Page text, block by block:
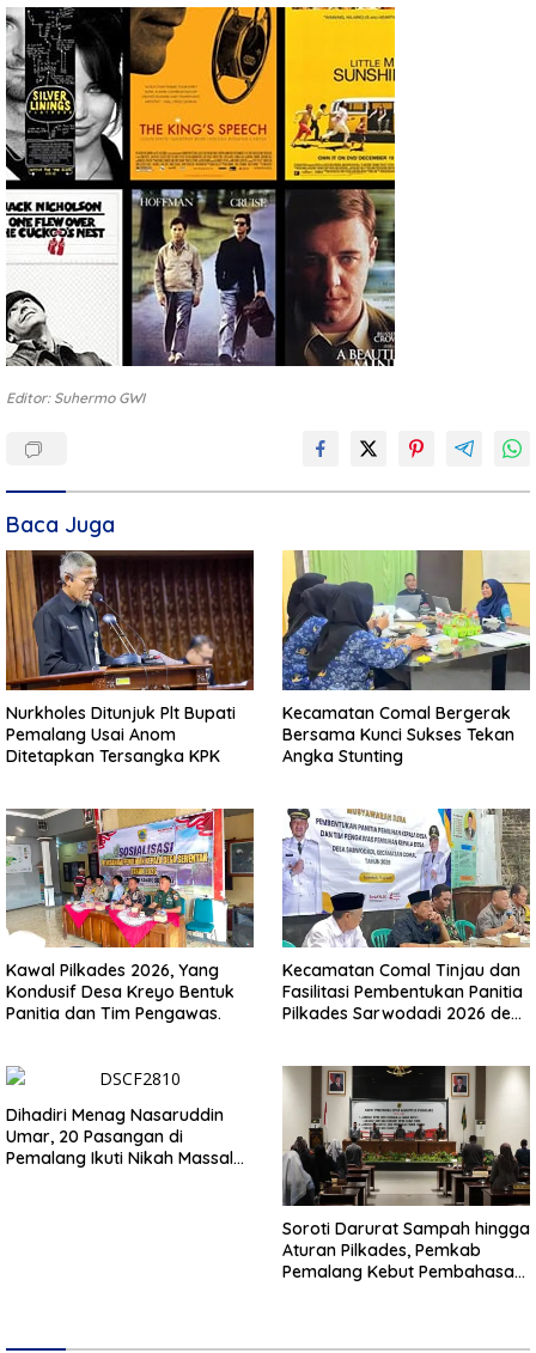
Editor: Suhermo GWI
Baca Juga
Nurkholes Ditunjuk Plt Bupati
Pemalang Usai Anom
Ditetapkan Tersangka KPK
Kecamatan Comal Bergerak
Bersama Kunci Sukses Tekan
Angka Stunting
Kawal Pilkades 2026, Yang
Kondusif Desa Kreyo Bentuk
Panitia dan Tim Pengawas.
Kecamatan Comal Tinjau dan
Fasilitasi Pembentukan Panitia
Pilkades Sarwodadi 2026 demi
Dihadiri Menag Nasaruddin
Umar, 20 Pasangan di
Pemalang Ikuti Nikah Massal
Soroti Darurat Sampah hingga
Aturan Pilkades, Pemkab
Pemalang Kebut Pembahasan